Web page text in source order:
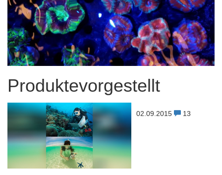
Produktevorgestellt
02.09.2015 13